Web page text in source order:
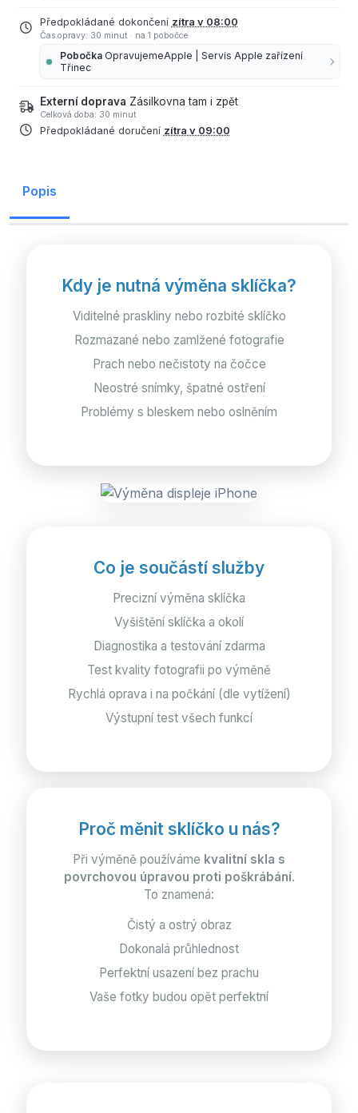
Předpokládané dokončení zítra v 08:00
Čas opravy: 30 minut · na 1 pobočce
Pobočka OpravujemeApple | Servis Apple zařízení
Třinec
Externí doprava Zásilkovna tam i zpět
Celková doba: 30 minut
Předpokládané doručení zítra v 09:00
Popis
Kdy je nutná výměna sklíčka?
Viditelné praskliny nebo rozbité sklíčko
Rozmazané nebo zamlžené fotografie
Prach nebo nečistoty na čočce
Neostré snímky, špatné ostření
Problémy s bleskem nebo oslněním
Co je součástí služby
Precizní výměna sklíčka
Vyšištění sklíčka a okolí
Diagnostika a testování zdarma
Test kvality fotografii po výměně
Rychlá oprava i na počkání (dle vytížení)
Výstupní test všech funkcí
Proč měnit sklíčko u nás?
Při výměně používáme kvalitní skla s
povrchovou úpravou proti poškrábání.
To znamená:
Čistý a ostrý obraz
Dokonalá průhlednost
Perfektní usazení bez prachu
Vaše fotky budou opět perfektní